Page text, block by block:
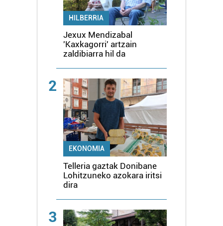
HILBERRIA
Jexux Mendizabal
'Kaxkagorri' artzain
zaldibiarra hil da
2
EKONOMIA
Telleria gaztak Donibane
Lohitzuneko azokara iritsi
dira
3